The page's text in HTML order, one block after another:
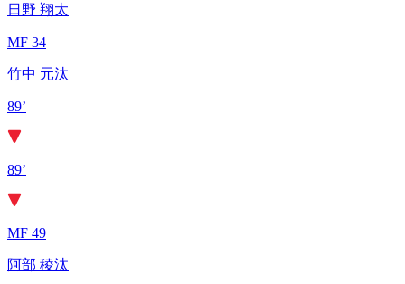
日野 翔太
MF 34
竹中 元汰
89’
89’
MF 49
阿部 稜汰